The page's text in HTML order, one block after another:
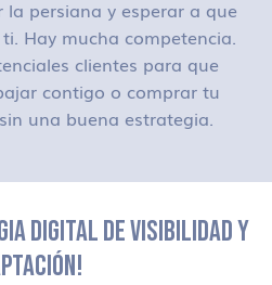
persiana y esperar a que
Hay mucha competencia.
clientes para que
contigo o comprar tu
una buena estrategia.
DIGITAL DE VISIBILIDAD Y